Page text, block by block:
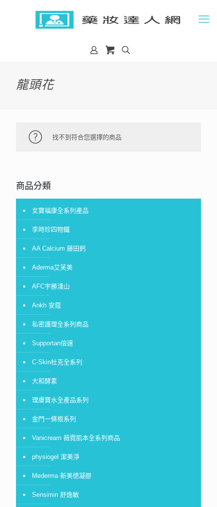
龍頭花
找不到符合您選擇的商品
商品分類
女寶福康全系列產品
李時珍四物鐵
AA Calcium 藤田鈣
Aderma艾芙美
AFC宇勝淺山
Ankh 安蔻
私密護理全系列商品
Supportan倍速
C-Skin杜克全系列
大和酵素
理膚寶水全產品系列
金門一條根系列
Vanicream 薇霓肌本全系列商品
physiogel 潔美淨
Mederma 新美德凝膠
Sensimin 舒逸敏